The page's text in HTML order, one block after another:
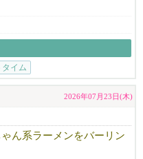
全域でコンシェルジュを募
ちたい、日々にやりがいを
経験の方も歓迎します。
女性が、安心して働ける場
イム
2026年07月23日(木)
ん系ラーメンをバーリン